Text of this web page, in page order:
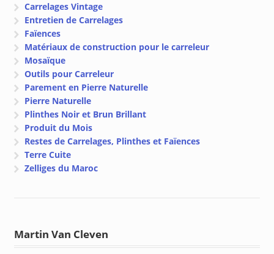
Carrelages Vintage
Entretien de Carrelages
Faïences
Matériaux de construction pour le carreleur
Mosaïque
Outils pour Carreleur
Parement en Pierre Naturelle
Pierre Naturelle
Plinthes Noir et Brun Brillant
Produit du Mois
Restes de Carrelages, Plinthes et Faïences
Terre Cuite
Zelliges du Maroc
Martin Van Cleven